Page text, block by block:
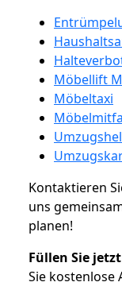
Möbellift
Möbeltaxi
Kontaktieren
uns
planen!
Füllen Sie
Sie kostenlose